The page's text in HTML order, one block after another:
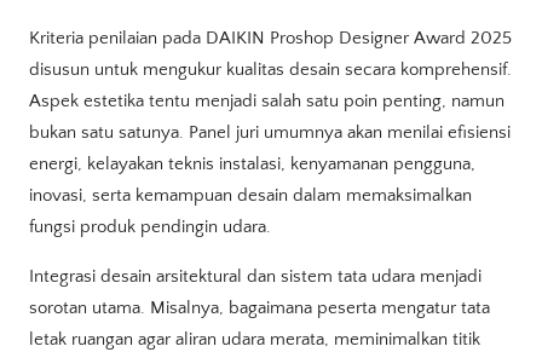
Kriteria penilaian pada DAIKIN Proshop Designer Award 2025
disusun untuk mengukur kualitas desain secara komprehensif.
Aspek estetika tentu menjadi salah satu poin penting, namun
bukan satu satunya. Panel juri umumnya akan menilai efisiensi
energi, kelayakan teknis instalasi, kenyamanan pengguna,
inovasi, serta kemampuan desain dalam memaksimalkan
fungsi produk pendingin udara.
Integrasi desain arsitektural dan sistem tata udara menjadi
sorotan utama. Misalnya, bagaimana peserta mengatur tata
letak ruangan agar aliran udara merata, meminimalkan titik